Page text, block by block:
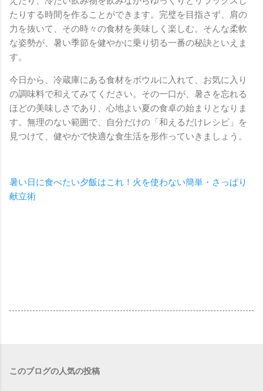
たりする時間を作ることができます。完璧を目指さず、肩の
力を抜いて、その時々の食材を美味しく楽しむ。そんな柔軟
な姿勢が、暑い季節を健やかに乗り切る一番の秘訣といえま
す。
今日から、冷蔵庫にある食材をボウルに入れて、お気に入り
の調味料で和えてみてください。その一口が、暑さを忘れる
ほどの美味しさであり、心地よい夏の食卓の始まりとなりま
す。無理のない範囲で、自分だけの「和えるだけレシピ」を
見つけて、健やかで快適な食生活を形作っていきましょう。
暑い日に食べたい夕飯はこれ！火を使わない簡単・さっぱり
献立術
このブログの人気の投稿